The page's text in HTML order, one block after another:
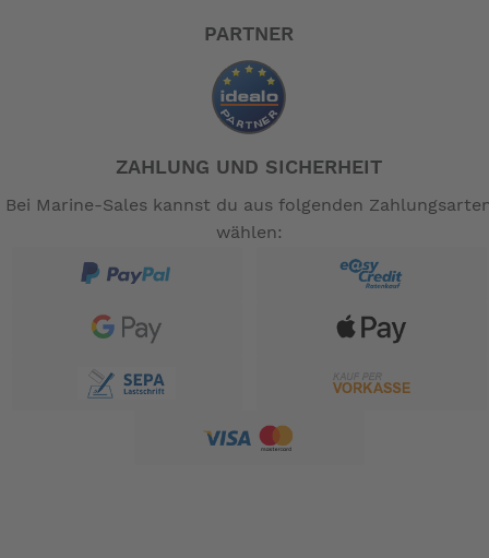
PARTNER
ZAHLUNG UND SICHERHEIT
Bei Marine-Sales kannst du aus folgenden
wählen: